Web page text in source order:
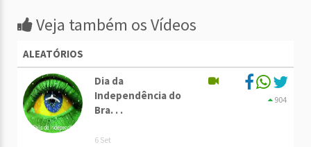
Veja também os Vídeos
ALEATÓRIOS
Dia da
Independência do
Bra. . .
6 Set
904